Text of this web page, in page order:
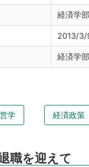
経済学
2013/3/
経済学
学 経済政策
職を迎えて